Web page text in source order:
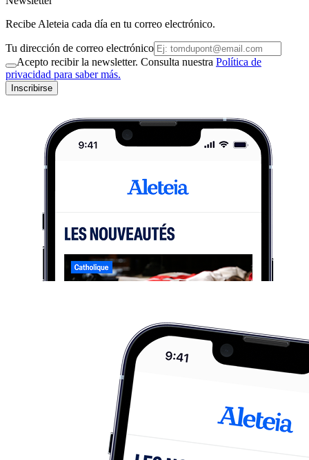
Recibe Aleteia cada día en tu correo electrónico.
Tu dirección de correo electrónico
Acepto recibir la newsletter. Consulta nuestra Política de
privacidad para saber más.
Inscribirse